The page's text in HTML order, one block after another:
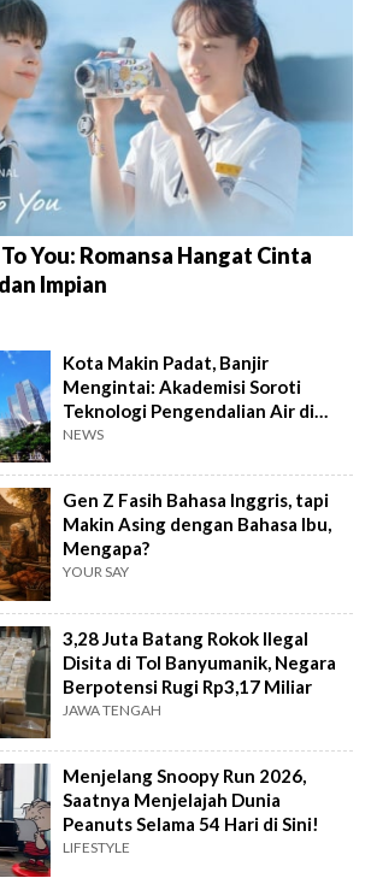
You: Romansa Hangat Cinta
Impian
Kota Makin Padat, Banjir
Mengintai: Akademisi Soroti
Teknologi Pengendalian Air di
PIK2
NEWS
Gen Z Fasih Bahasa Inggris, tapi
Makin Asing dengan Bahasa Ibu,
Mengapa?
YOUR SAY
3,28 Juta Batang Rokok Ilegal
Disita di Tol Banyumanik, Negara
Berpotensi Rugi Rp3,17 Miliar
JAWA TENGAH
Menjelang Snoopy Run 2026,
Saatnya Menjelajah Dunia
Peanuts Selama 54 Hari di Sini!
LIFESTYLE